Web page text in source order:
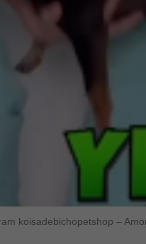
koisadebichopetshop –